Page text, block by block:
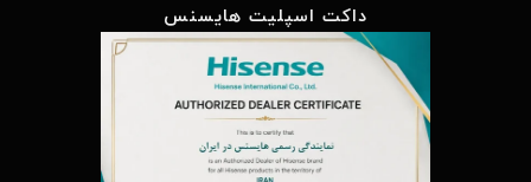
داکت اسپلیت هایسنس